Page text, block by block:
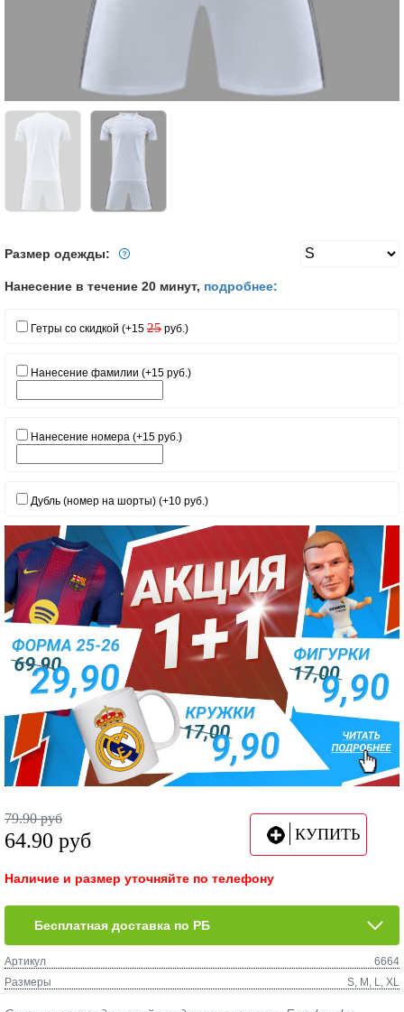
Размер одежды:
Нанесение в течение 20 минут, подробнее:
Гетры со скидкой (+15 25 руб.)
Нанесение фамилии (+15 руб.)
Нанесение номера (+15 руб.)
Дубль (номер на шорты) (+10 руб.)
79.90 руб
64.90 руб КУПИТЬ
Наличие и размер уточняйте по телефону
Бесплатная доставка по РБ
Артикул
6664
Размеры
S, M, L, XL